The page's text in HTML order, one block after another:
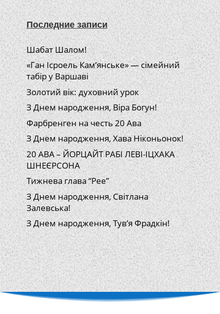
Последние записи
Шабат Шалом!
«Ган Ісроель Кам’янське» — сімейний
табір у Варшаві
Золотий вік: духовний урок
З Днем народження, Віра Богун!
Фарбренген на честь 20 Ава
З Днем народження, Хава Ніконьонок!
20 АВА – ЙОРЦАЙТ РАБІ ЛЕВІ-ІЦХАКА
ШНЕЄРСОНА
Тижнева глава “Рее”
З Днем народження, Світлана
Залевська!
З Днем народження, Тув’я Фрадкін!